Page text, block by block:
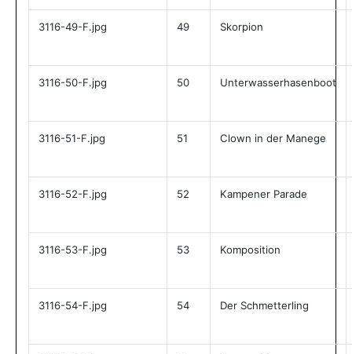
3116-49-F.jpg 49 Skorpion
3116-50-F.jpg 50 Unterwasserhasenboot
3116-51-F.jpg 51 Clown in der Manege
3116-52-F.jpg 52 Kampener Parade
3116-53-F.jpg 53 Komposition
3116-54-F.jpg 54 Der Schmetterling